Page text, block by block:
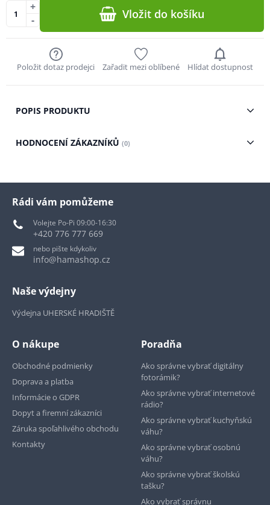
-
+ Vložit do košíku
Položit dotaz prodejci Zařadit mezi oblíbené Hlídat dostupnost
POPIS PRODUKTU
HODNOCENÍ ZÁKAZNÍKŮ (0)
Rádi vám pomůžeme
Volejte Po-Pi 09:00-16:30
+420 776 777 669
nebo pište kdykoliv
info@hamashop.cz
Naše výdejny
Výdejna UHERSKÉ HRADIŠTĚ
O nákupe
Obchodné podmienky
Doprava a platba
Informácie o GDPR
Dopyt a firemní zákazníci
Záruka spoľahlivého obchodu
Kontakty
Poradňa
Ako správne vybrať digitálny
fotorámik?
Ako správne vybrať internetové
rádio?
Ako správne vybrať kuchyňskú
váhu?
Ako správne vybrať osobnú
váhu?
Ako správne vybrať školskú
tašku?
Ako vybrať správnu